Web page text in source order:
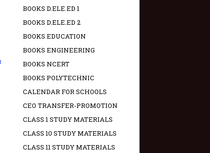
BOOKS D.ELE.ED 1
BOOKS D.ELE.ED 2
BOOKS EDUCATION
BOOKS ENGINEERING
BOOKS NCERT
BOOKS POLYTECHNIC
CALENDAR FOR SCHOOLS
CEO TRANSFER-PROMOTION
CLASS 1 STUDY MATERIALS
CLASS 10 STUDY MATERIALS
CLASS 11 STUDY MATERIALS